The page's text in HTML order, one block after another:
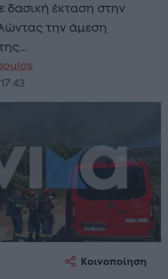
δασική έκταση στην
την άμεση
Κοινοποίηση